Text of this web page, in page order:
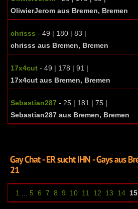
OliwierJerom aus Bremen, Bremen
chrisss - 49 | 180 | 83 |
chrisss aus Bremen, Bremen
17x4cut - 49 | 178 | 91 |
17x4cut aus Bremen, Bremen
Sebastian287 - 25 | 181 | 75 |
Sebastian287 aus Bremen, Bremen
1 5 6 7 8 9 10 11 12 13 14 15